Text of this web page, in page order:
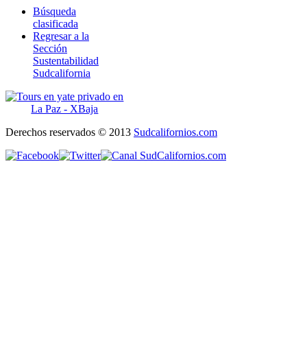
Búsqueda
clasificada
Regresar a la
Sección
Sustentabilidad
Sudcalifornia
Derechos reservados © 2013 Sudcalifornios.com